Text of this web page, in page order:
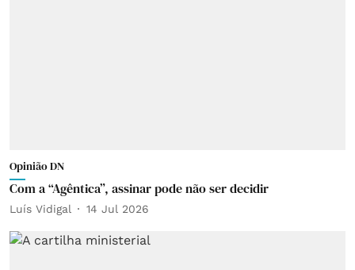
Opinião DN
Com a “Agêntica”, assinar pode não ser decidir
Luís Vidigal 14 Jul 2026